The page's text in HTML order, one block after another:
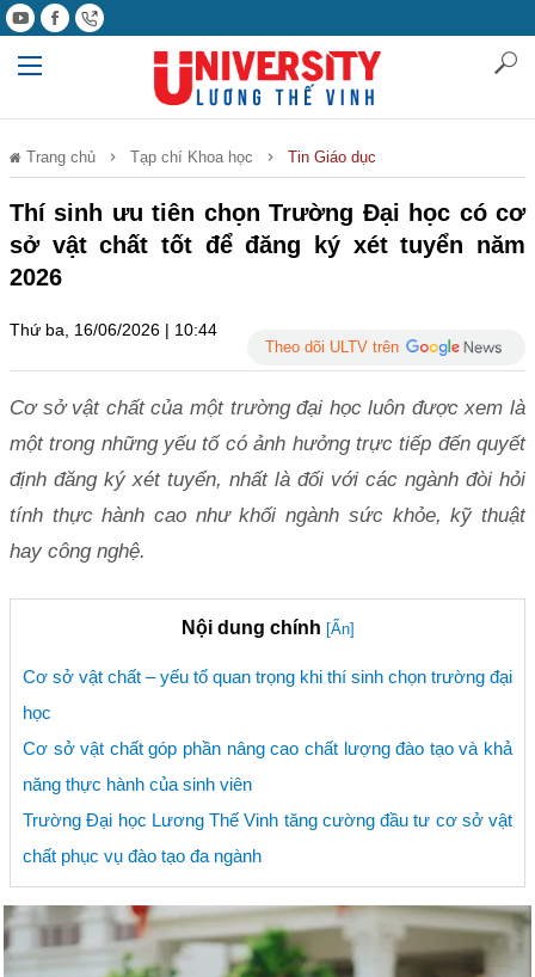
Trang chủ Tạp chí Khoa học Tin Giáo dục
Thí sinh ưu tiên chọn Trường Đại học có cơ
sở vật chất tốt để đăng ký xét tuyển năm
2026
Thứ ba, 16/06/2026 | 10:44
Theo dõi ULTV trên
Cơ sở vật chất của một trường đại học luôn được xem là
một trong những yếu tố có ảnh hưởng trực tiếp đến quyết
định đăng ký xét tuyển, nhất là đối với các ngành đòi hỏi
tính thực hành cao như khối ngành sức khỏe, kỹ thuật
hay công nghệ.
Nội dung chính [Ẩn]
Cơ sở vật chất – yếu tố quan trọng khi thí sinh chọn trường đại
học
Cơ sở vật chất góp phần nâng cao chất lượng đào tạo và khả
năng thực hành của sinh viên
Trường Đại học Lương Thế Vinh tăng cường đầu tư cơ sở vật
chất phục vụ đào tạo đa ngành